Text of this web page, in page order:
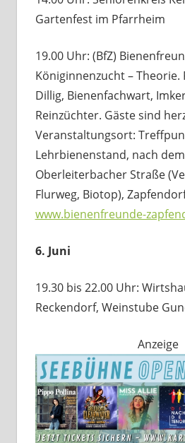
Gartenfest im Pfarrheim
19.00 Uhr: (BfZ)
Königinnenzucht – Theorie.
Dillig, Bienenfachwart,
Reinzüchter. Gäste sind
Veranstaltungsort:
Lehrbienenstand, nach
Oberleiterbacher Straße
Flurweg, Biotop),
www.bienenfreunde-
6. Juni
19.30 bis 22.00 Uhr:
Reckendorf, Weinstube
Anzeige